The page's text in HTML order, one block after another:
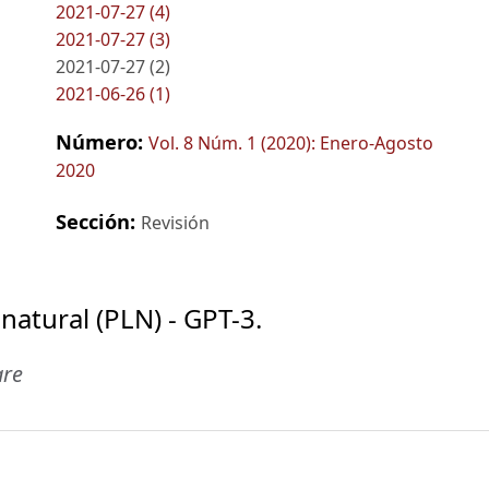
2021-07-27 (4)
2021-07-27 (3)
2021-07-27 (2)
2021-06-26 (1)
Número: Vol. 8 Núm. 1 (2020): Enero-Agosto
2020
Sección: Revisión
(PLN) - GPT-3.